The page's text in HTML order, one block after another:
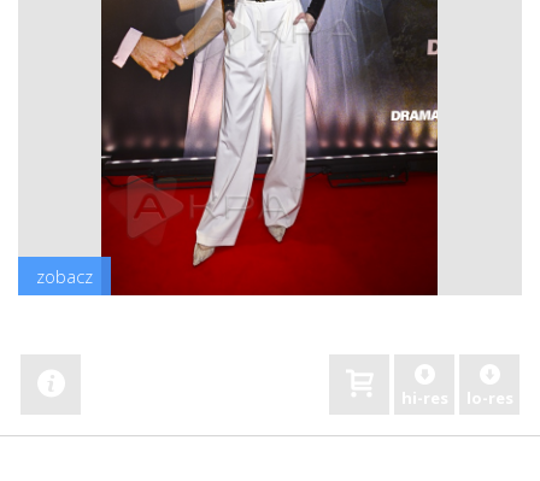
zobacz
hi-res lo-res